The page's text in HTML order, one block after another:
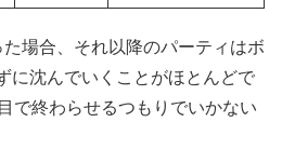
場合、それ以降のパーティはボ
に沈んでいくことがほとんどで
で終わらせるつもりでいかない